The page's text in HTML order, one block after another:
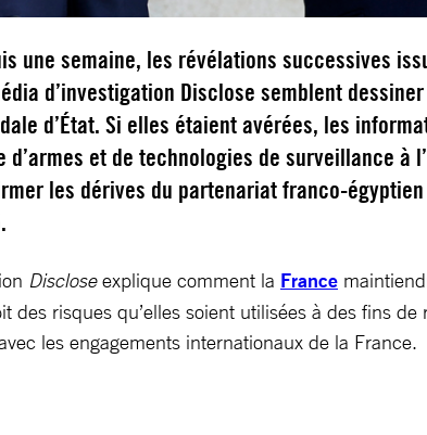
une semaine, les révélations successives
d’investigation Disclose semblent
d’État. Si elles étaient avérées, les
d’armes et de technologies de surveillance à
les dérives du partenariat franco-
Discloseexplique comment la France
des risques qu’elles soient utilisées à des fins
les engagements internationaux de la France.